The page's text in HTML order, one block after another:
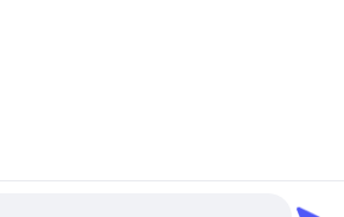
Electronic Technology Co., Limited .